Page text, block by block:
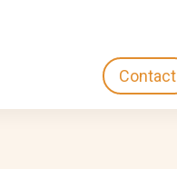
CTA
Contact